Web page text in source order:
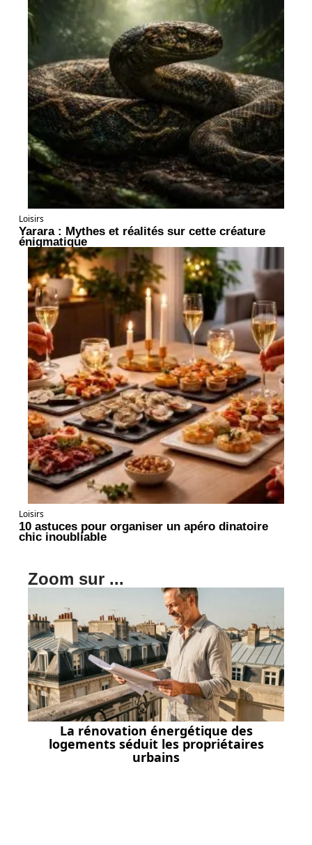
Loisirs
Yarara : Mythes et réalités sur cette créature
énigmatique
Loisirs
10 astuces pour organiser un apéro dinatoire
chic inoubliable
Zoom sur ...
La rénovation énergétique des
logements séduit les propriétaires
urbains